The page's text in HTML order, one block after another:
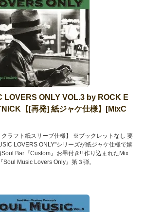
LOVERS ONLY VOL.3 by ROCK E
【[再発] 紙ジャケ仕様】[MixC
クラフト紙スリーブ仕様】 ※ブックレットなし 要
LOVERS ONLY"シリーズが紙ジャケ仕様で嬉
Soul Bar『Custom』お墨付き!! 作り込まれたMix
Music Lovers Only』第３弾。